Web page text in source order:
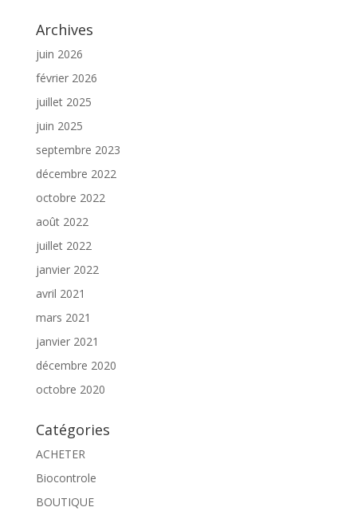
Archives
juin 2026
février 2026
juillet 2025
juin 2025
septembre 2023
décembre 2022
octobre 2022
août 2022
juillet 2022
janvier 2022
avril 2021
mars 2021
janvier 2021
décembre 2020
octobre 2020
Catégories
ACHETER
Biocontrole
BOUTIQUE